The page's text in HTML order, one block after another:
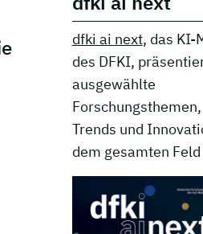
dfki ai next, das KI-
des DFKI,
ausgewählte
Trends und
dem gesamten